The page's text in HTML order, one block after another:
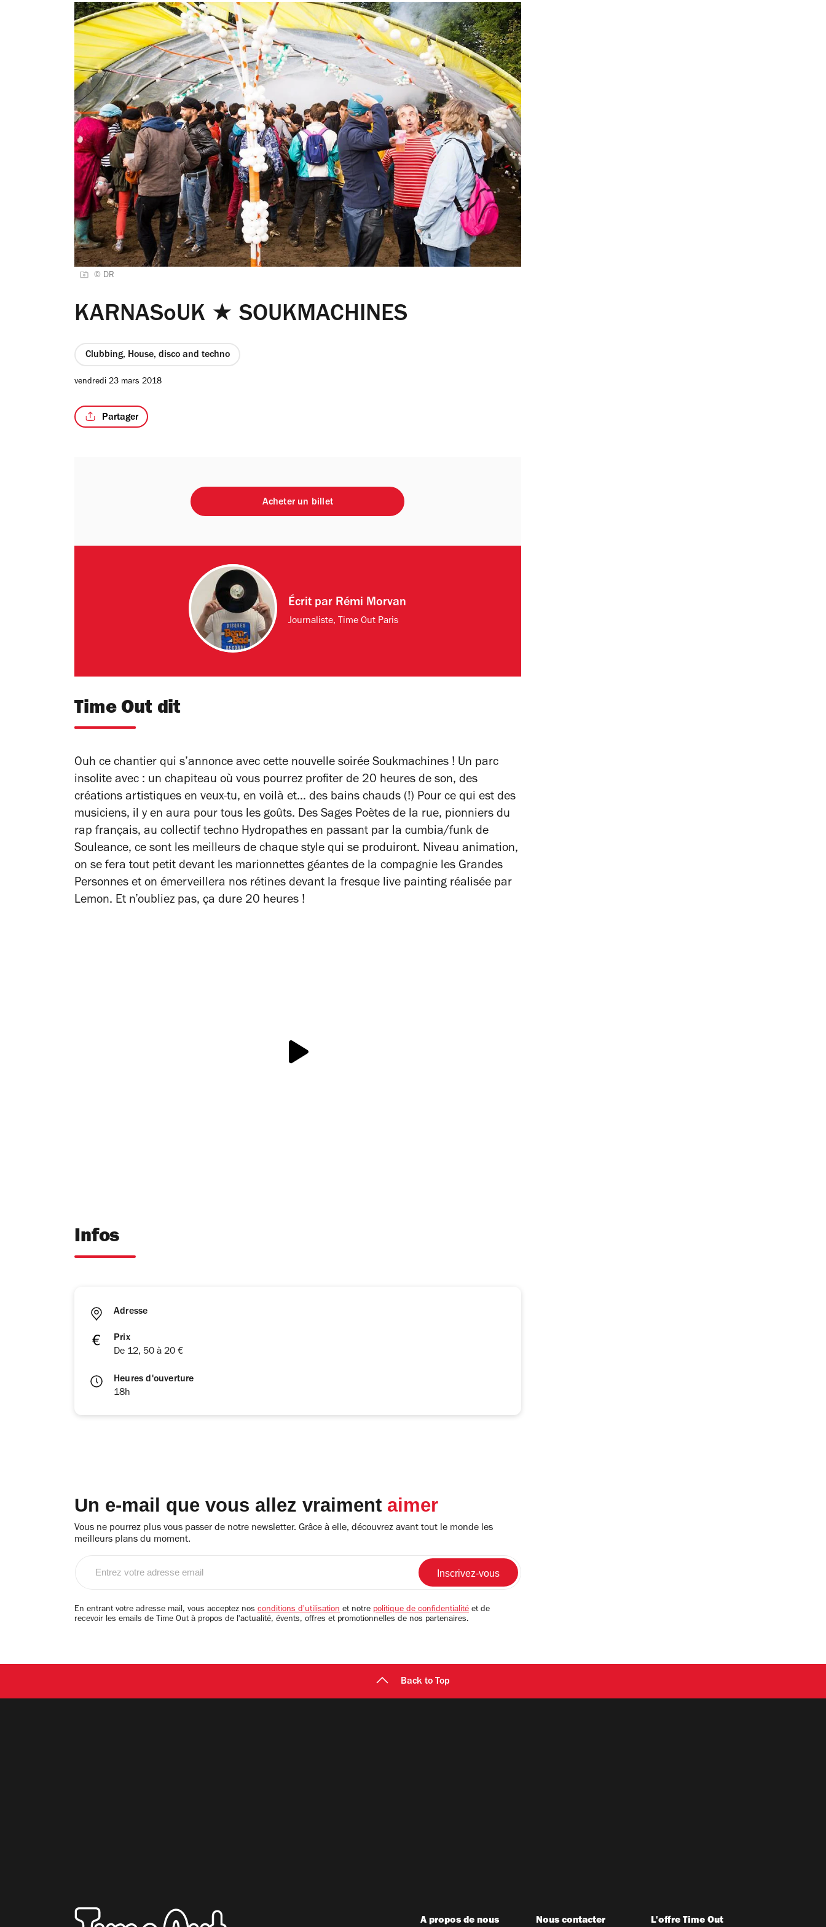
© DR
KARNASoUK ★ SOUKMACHINES
Clubbing, House, disco and techno
vendredi 23 mars 2018
Partager
Acheter un billet
Écrit par Rémi Morvan
Journaliste, Time Out Paris
Time Out dit
Ouh ce chantier qui s’annonce avec cette nouvelle soirée Soukmachines ! Un parc
insolite avec : un chapiteau où vous pourrez profiter de 20 heures de son, des
créations artistiques en veux-tu, en voilà et… des bains chauds (!) Pour ce qui est des
musiciens, il y en aura pour tous les goûts. Des Sages Poètes de la rue, pionniers du
rap français, au collectif techno Hydropathes en passant par la cumbia/funk de
Souleance, ce sont les meilleurs de chaque style qui se produiront. Niveau animation,
on se fera tout petit devant les marionnettes géantes de la compagnie les Grandes
Personnes et on émerveillera nos rétines devant la fresque live painting réalisée par
Lemon. Et n’oubliez pas, ça dure 20 heures !
Infos
Adresse
Prix
De 12, 50 à 20 €
Heures d'ouverture
18h
Un e-mail que vous allez vraiment aimer
Vous ne pourrez plus vous passer de notre newsletter. Grâce à elle, découvrez avant tout le monde les
meilleurs plans du moment.
email
En entrant votre adresse mail, vous acceptez nos conditions d'utilisation et notre politique de confidentialité et de
recevoir les emails de Time Out à propos de l'actualité, évents, offres et promotionnelles de nos partenaires.
Back to Top
A propos de nous Nous contacter L'offre Time Out